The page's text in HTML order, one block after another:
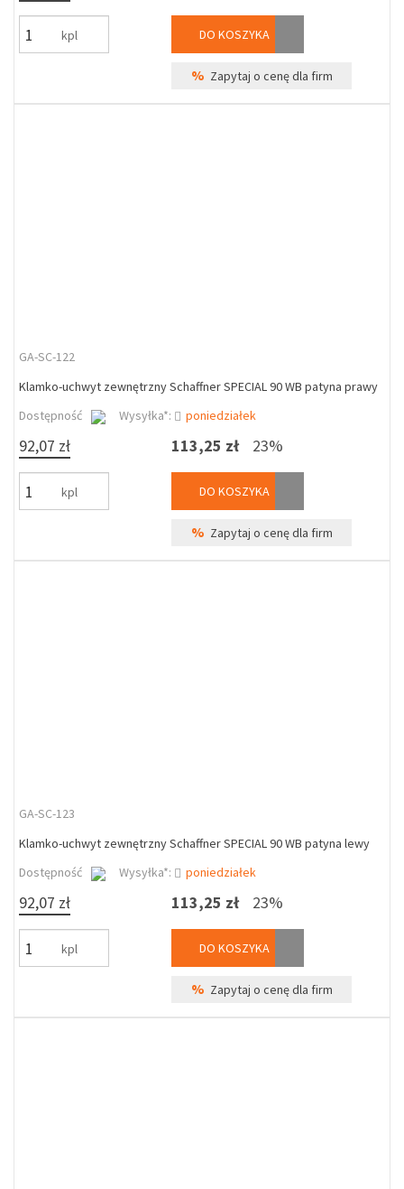
kpl DO KOSZYKA
% Zapytaj o cenę dla firm
GA-SC-122
Klamko-uchwyt zewnętrzny Schaffner SPECIAL 90 WB patyna prawy
Dostępność
Wysyłka*: poniedziałek
92,07 zł
kpl
113,25 zł 23%
DO KOSZYKA
% Zapytaj o cenę dla firm
GA-SC-123
Klamko-uchwyt zewnętrzny Schaffner SPECIAL 90 WB patyna lewy
Dostępność
Wysyłka*: poniedziałek
92,07 zł
kpl
113,25 zł 23%
DO KOSZYKA
% Zapytaj o cenę dla firm